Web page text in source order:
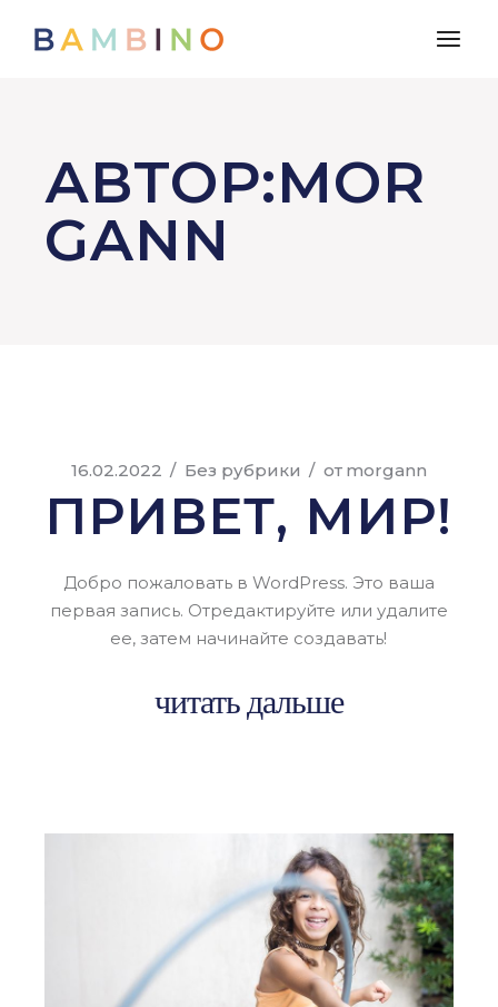
АВТОР:MOR
GANN
16.02.2022 Без рубрики от morgann
ПРИВЕТ, МИР!
Добро пожаловать в WordPress. Это ваша
первая запись. Отредактируйте или удалите
ее, затем начинайте создавать!
читать дальше